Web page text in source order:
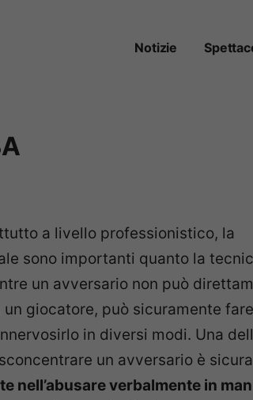
Notizie
a livello professionistico, la
sono importanti quanto la
un avversario non può
giocatore, può sicuramente
in diversi modi. Una
un avversario è
nell’abusare verbalmente in